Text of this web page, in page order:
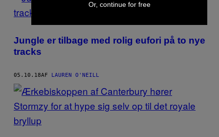
Jungle er tilbage med rolig eufori på to nye
tracks
05.10.18AF LAUREN O'NEILL
Or, continue for free